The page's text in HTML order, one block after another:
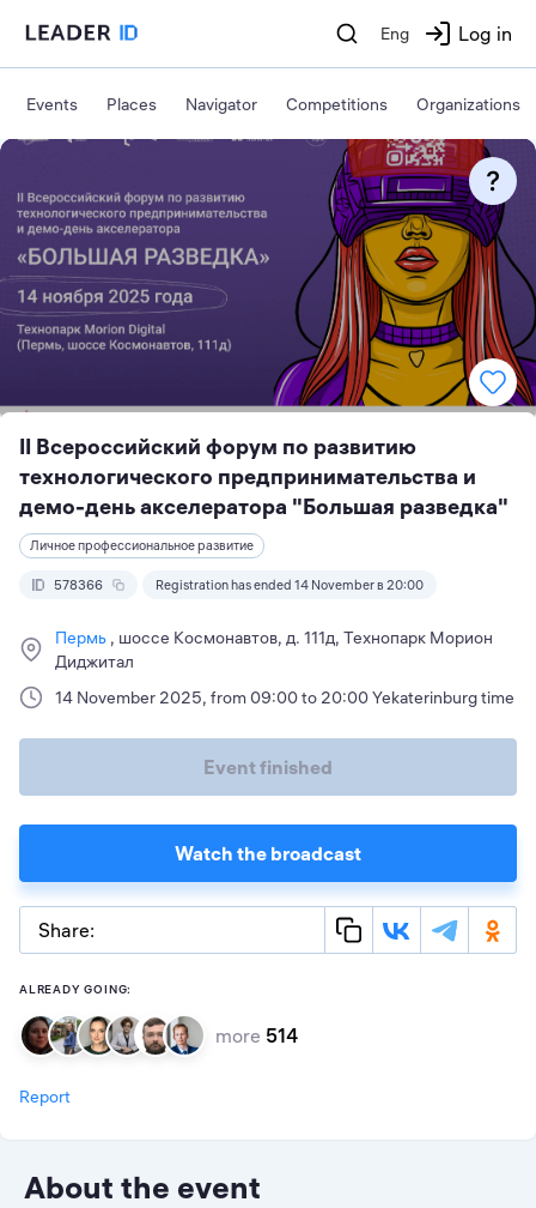
Eng Log in
Events Places Navigator Competitions Organizations
II Всероссийский форум по развитию
технологического предпринимательства и
демо-день акселератора "Большая разведка"
Личное профессиональное развитие
578366 Registration has ended 14 November в 20:00
Пермь
шоссе Космонавтов, д. 111д, Технопарк Морион
Диджитал
14 November 2025, from 09:00 to 20:00 Yekaterinburg time
Event finished
Watch the broadcast
Share:
ALREADY GOING:
more 514
Report
About the event